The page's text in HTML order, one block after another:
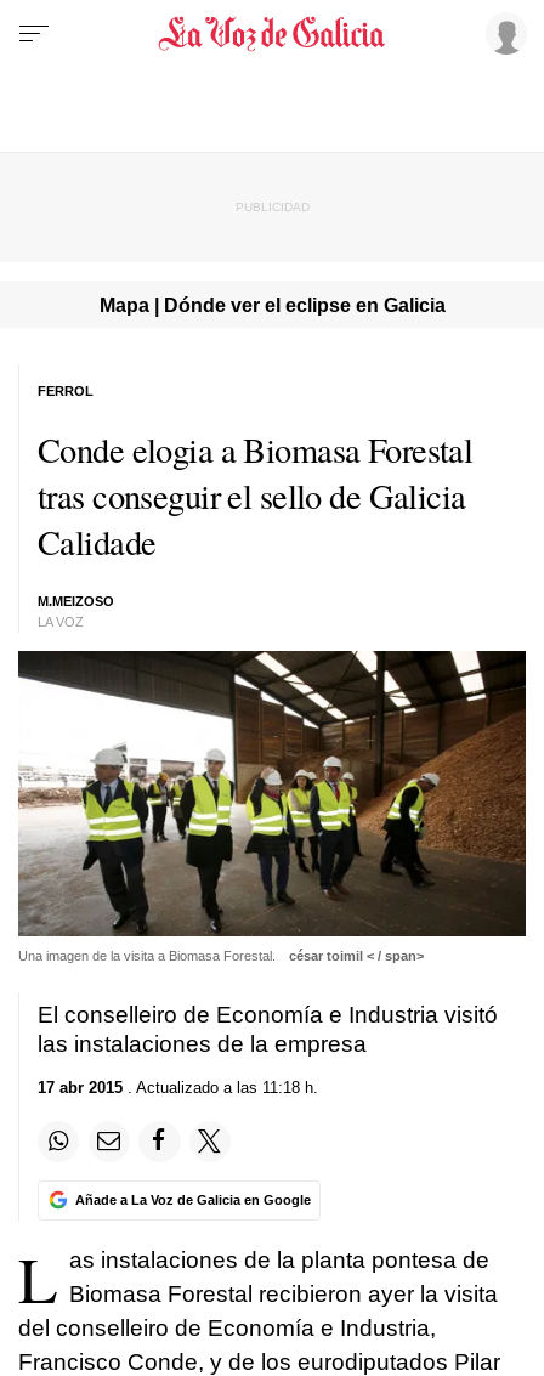
Mapa | Dónde ver el eclipse en Galicia
Conde elogia a Biomasa Forestal
tras conseguir el sello de Galicia
Calidade
M.MEIZOSO
LA VOZ
FERROL
Una imagen de la visita a Biomasa Forestal. césar toimil < / span>
El conselleiro de Economía e Industria visitó
las instalaciones de la empresa
17 abr 2015 . Actualizado a las 11:18 h.
Añade a La Voz de Galicia en Google
L as instalaciones de la planta pontesa de
Biomasa Forestal recibieron ayer la visita
del conselleiro de Economía e Industria,
Francisco Conde, y de los eurodiputados Pilar